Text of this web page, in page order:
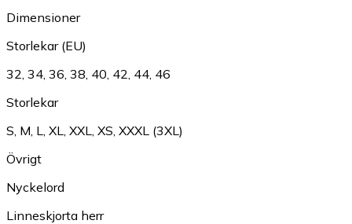
Dimensioner
Storlekar (EU)
32 34 36 38 40 42 44 46
Storlekar
S M L XL XXL XS XXXL (3XL)
Övrigt
Nyckelord
Linneskjorta herr